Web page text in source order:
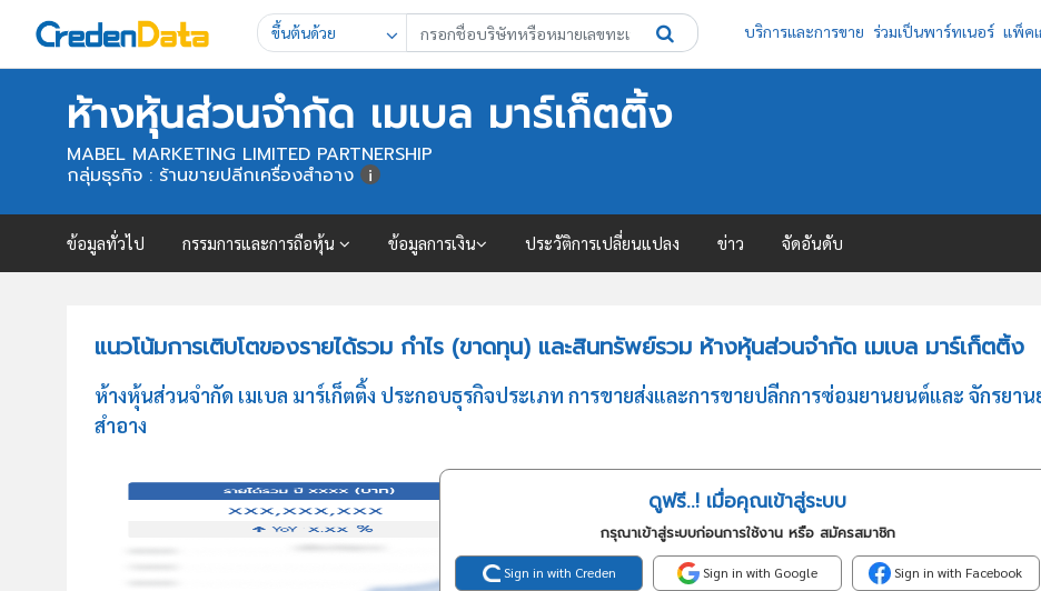
ขึ้นต้นด้วย บริการและการขาย ร่วมเป็นพาร์ทเนอร์ แพ็ค
ห้างหุ้นส่วนจำกัด เมเบล มาร์เก็ตติ้ง
MABEL MARKETING LIMITED PARTNERSHIP
กลุ่มธุรกิจ : ร้านขายปลีกเครื่องสำอาง
ข้อมูลทั่วไป กรรมการและการถือหุ้น ข้อมูลการเงิน ประวัติการเปลี่ยนแปลง ข่าว จัดอันดับ
แนวโน้มการเติบโตของรายได้รวม กำไร (ขาดทุน) และสินทรัพย์รวม ห้างหุ้นส่วนจำกัด เมเบล มาร์เก็ตติ้ง
ห้างหุ้นส่วนจำกัด เมเบล มาร์เก็ตติ้ง ประกอบธุรกิจประเภท การขายส่งและการขายปลีกการซ่อมยานยนต์และ จักรยา
สำอาง
ดูฟรี..! เมื่อคุณเข้าสู่ระบบ
กรุณาเข้าสู่ระบบก่อนการใช้งาน หรือ สมัครสมาชิก
Sign in with Creden Sign in with Google Sign in with Facebook